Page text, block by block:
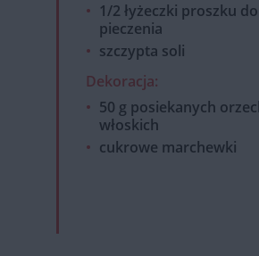
1/2 łyżeczki proszku do
pieczenia
szczypta soli
Dekoracja:
50 g posiekanych
włoskich
cukrowe marchewki